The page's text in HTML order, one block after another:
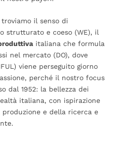
troviamo il senso di
strutturato e coeso (WE), il
italiana che formula
nel mercato (DO), dove
viene perseguito giorno
perché il nostro focus
dal 1952: la bellezza dei
italiana, con ispirazione
e della ricerca e